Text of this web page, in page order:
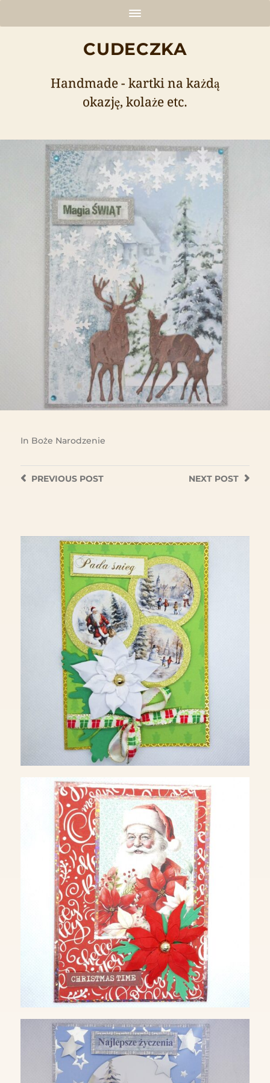
CUDECZKA
Handmade - kartki na każdą
okazję, kolaże etc.
In Boże Narodzenie
NEXT POST
PREVIOUSPOST